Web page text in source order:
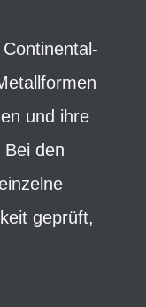
und ihre
den
geprüft,